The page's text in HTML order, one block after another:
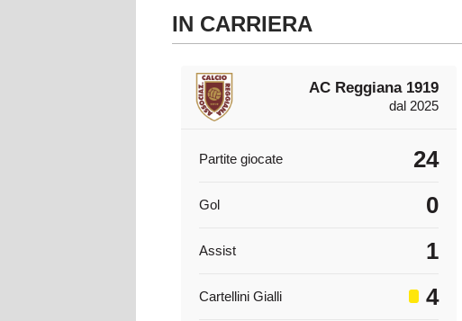
IN CARRIERA
AC Reggiana 1919
dal 2025
Partite giocate 24
Gol 0
Assist 1
Cartellini Gialli 4